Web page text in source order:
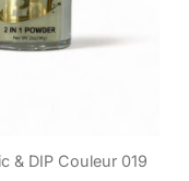
& DIP Couleur 019